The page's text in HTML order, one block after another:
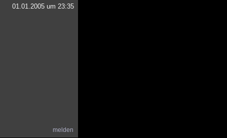
01.01.2005 um 23:35
melden